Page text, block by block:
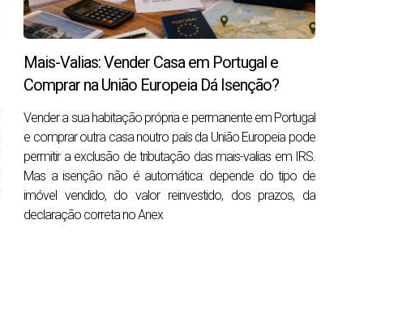
Mais-Valias: Vender Casa em Portugal e
Comprar na União Europeia Dá Isenção?
Vender a sua habitação própria e permanente em Portugal
e comprar outra casa noutro país da União Europeia pode
permitir a exclusão de tributação das mais-valias em IRS.
Mas a isenção não é automática: depende do tipo de
imóvel vendido, do valor reinvestido, dos prazos, da
declaração correta no Anex